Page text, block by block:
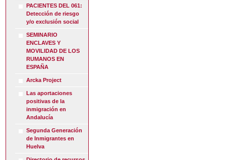
PACIENTES DEL 061:
Detección de riesgo
y/o exclusión social
SEMINARIO
ENCLAVES Y
MOVILIDAD DE LOS
RUMANOS EN
ESPAÑA
Arcka Project
Las aportaciones
positivas de la
inmigración en
Andalucía
Segunda Generación
de Inmigrantes en
Huelva